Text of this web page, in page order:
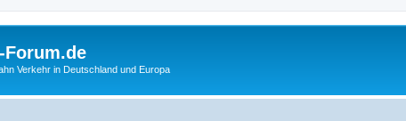
Forum.de
Verkehr in Deutschland und Europa